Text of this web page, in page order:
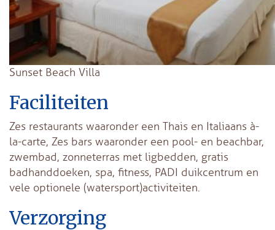
Sunset Beach Villa
Faciliteiten
Zes restaurants waaronder een Thais en Italiaans à-
la-carte, Zes bars waaronder een pool- en beachbar,
zwembad, zonneterras met ligbedden, gratis
badhanddoeken, spa, fitness, PADI duikcentrum en
vele optionele (watersport)activiteiten.
Verzorging